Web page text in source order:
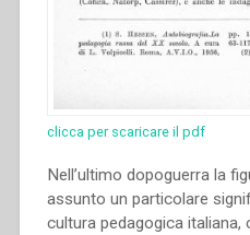
clicca per scaricare il pdf
Nell’ultimo dopoguerra la
assunto un particolare
cultura pedagogica